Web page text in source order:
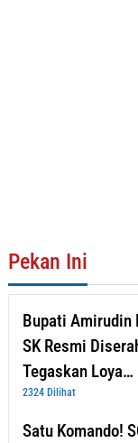
Pekan Ini
Bupati Amirudin
SK Resmi
Tegaskan Loya…
2324 Dilihat
Satu Komando!